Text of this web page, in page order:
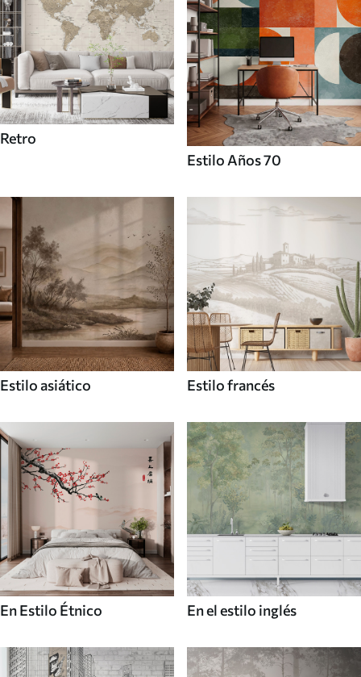
Retro
Estilo Años 70
Estilo asiático Estilo francés
En Estilo Étnico En el estilo inglés